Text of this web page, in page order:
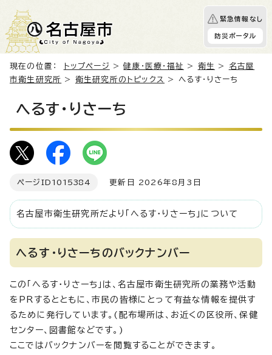
緊急情報なし
防災ポータル
現在の位置： トップページ >健康・医療・福祉 > 衛生 >
名古屋
市衛生研究所 > 衛生研究所のトピックス > へるす・りさーち
へるす・りさーち
ページID 1015384 更新日 2026年8月3日
名古屋市衛生研究所だより「へるす・りさーち」について
へるす・りさーちのバックナンバー
この「へるす・りさーち」は、名古屋市衛生研究所の業務や活動
をPRするとともに、市民の皆様にとって有益な情報を提供す
るために発行しています。(配布場所は、お近くの区役所、保健
センター、図書館などです。)
ここではバックナンバーを閲覧することができます。